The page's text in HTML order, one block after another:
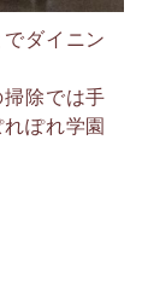
ダイニン
除では手
ぽれ学園